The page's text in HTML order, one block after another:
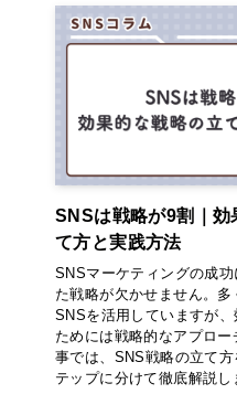
SNSは戦略が9割｜効
て方と実践方法
SNSマーケティングの成
た戦略が欠かせません。
SNSを活用していますが
ためには戦略的なアプロ
事では、SNS戦略の立て
テップに分けて徹底解説